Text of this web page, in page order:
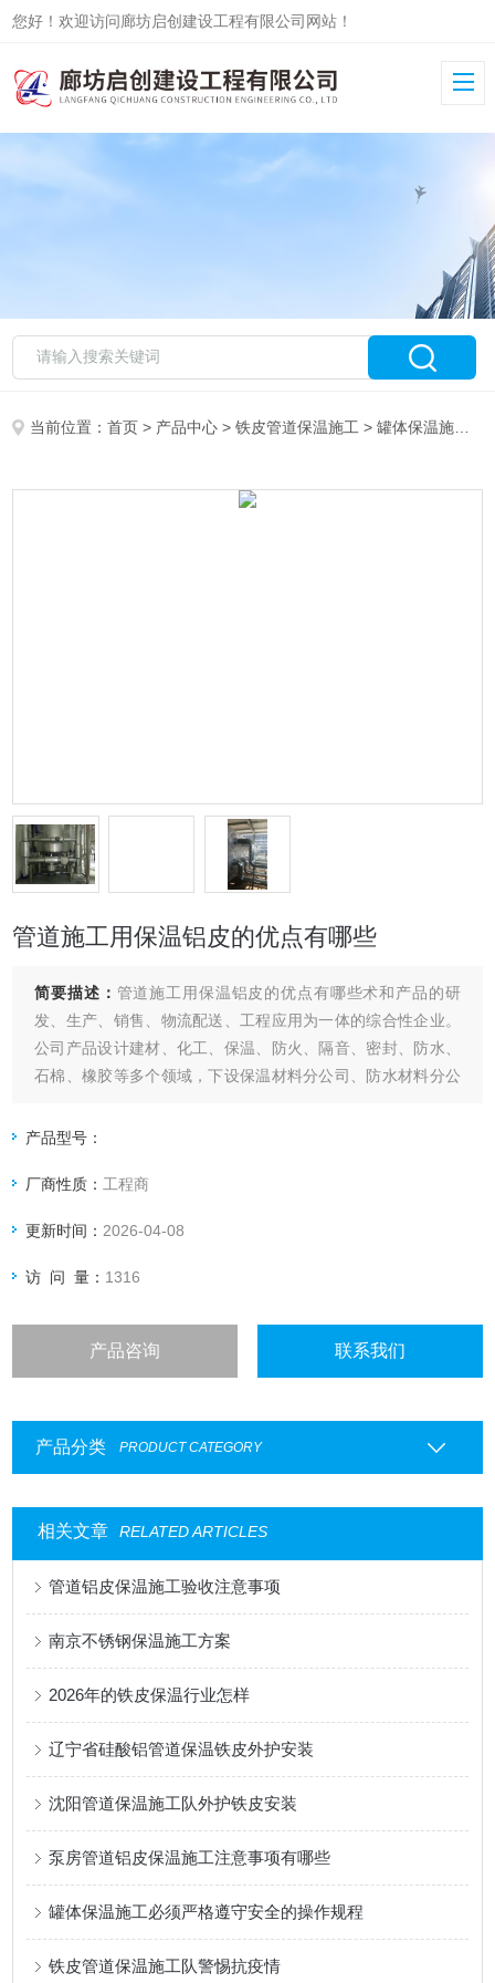
您好！欢迎访问廊坊启创建设工程有限公司网站！
当前位置：首页 > 产品中心 >铁皮管道保温施工 >罐体保温施工
管道施工用保温铝皮的优点有哪些
简要描述： 管道施工用保温铝皮的优点有哪些术和产品的研
发、生产、销售、物流配送、工程应用为一体的综合性企业。
公司产品设计建材、化工、保温、防火、隔音、密封、防水、
石棉、橡胶等多个领域，下设保温材料分公司、防水材料分公
温辅料分公司、保温工程分公司等。
产品型号：
厂商性质： 工程商
更新时间： 2026-04-08
访 问 量： 1316
产品咨询 联系我们
产品分类 PRODUCT CATEGORY
相关文章 RELATED ARTICLES
管道铝皮保温施工验收注意事项
南京不锈钢保温施工方案
2026年的铁皮保温行业怎样
辽宁省硅酸铝管道保温铁皮外护安装
沈阳管道保温施工队外护铁皮安装
泵房管道铝皮保温施工注意事项有哪些
罐体保温施工必须严格遵守安全的操作规程
铁皮管道保温施工队警惕抗疫情